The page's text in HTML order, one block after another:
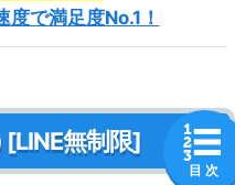
で満足度No.1！
無制限]
目 次